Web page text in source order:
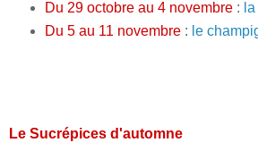
Du 29 octobre au 4 novembre:
Du 5 au 11 novembre: le
Le Sucrépices d'automne